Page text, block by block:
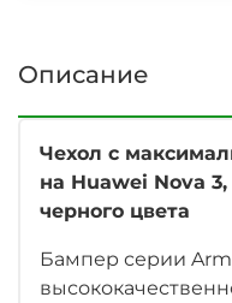
Описание
Чехол с
на Huawei Nova
черного цвета
Бампер серии